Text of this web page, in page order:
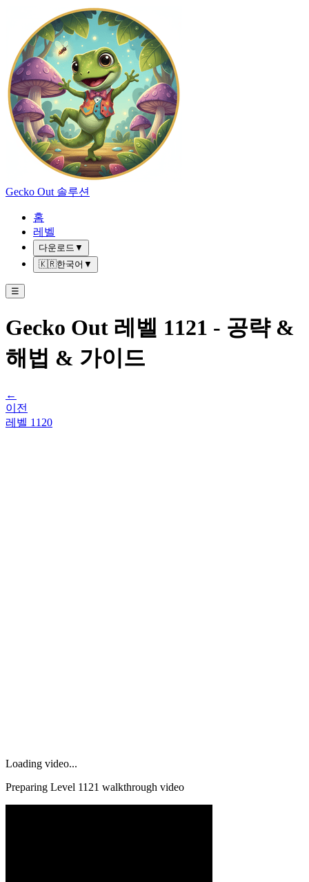
Gecko Out 솔루션
홈
레벨
다운로드 ▼
🇰🇷한국어 ▼
☰
Gecko Out 레벨 1121 - 공략 &
해법 & 가이드
←
이전
레벨 1120
Loading video...
Preparing Level 1121 walkthrough video